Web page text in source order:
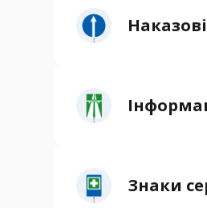
Знаки